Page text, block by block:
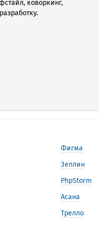
коворкинг,
Фигма
Зеплин
PhpStorm
Асана
Трелло